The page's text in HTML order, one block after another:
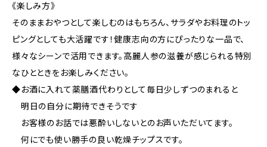
《楽しみ方》
そのままおやつとして楽しむのはもちろん、サラダやお料理のトッ
ピングとしても大活躍です！健康志向の方にぴったりな一品で、
様々なシーンで活用できます。高麗人参の滋養が感じられる特別
なひとときをお楽しみください。
◆お酒に入れて薬膳酒代わりとして毎日少しずつのまれると
明日の自分に期待できそうです
お客様のお話では悪酔いしないとのお声いただいてます。
何にでも使い勝手の良い乾燥チップスです。